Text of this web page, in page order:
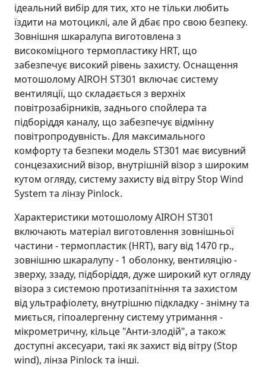
ідеальний вибір для тих, хто не тільки любить
їздити на мотоциклі, але й дбає про свою безпеку.
Зовнішня шкаралупа виготовлена з
високоміцного термопластику HRT, що
забезпечує високий рівень захисту. Оснащення
мотошолому AIROH ST301 включає систему
вентиляції, що складається з верхніх
повітрозабірників, заднього спойлера та
підборіддя каналу, що забезпечує відмінну
повітропродувність. Для максимального
комфорту та безпеки модель ST301 має висувний
сонцезахисний візор, внутрішній візор з широким
кутом огляду, систему захисту від вітру Stop Wind
System та лінзу Pinlock.
Характеристики мотошолому AIROH ST301
включають матеріал виготовлення зовнішньої
частини - термопластик (HRT), вагу від 1470 гр.,
зовнішню шкаралупу - 1 оболонку, вентиляцію -
зверху, ззаду, підборіддя, дуже широкий кут огляду
візора з системою протизапітніння та захистом
від ультрафіолету, внутрішню підкладку - знімну та
миється, гіпоалергенну систему утримання -
мікрометричну, кільце "Анти-злодій", а також
доступні аксесуари, такі як захист від вітру (Stop
wind), лінза Pinlock та інші.